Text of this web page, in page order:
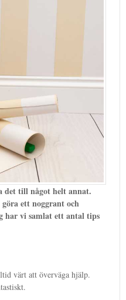
det till något helt annat.
ett noggrant och
har vi samlat ett antal tips
värt att överväga hjälp.